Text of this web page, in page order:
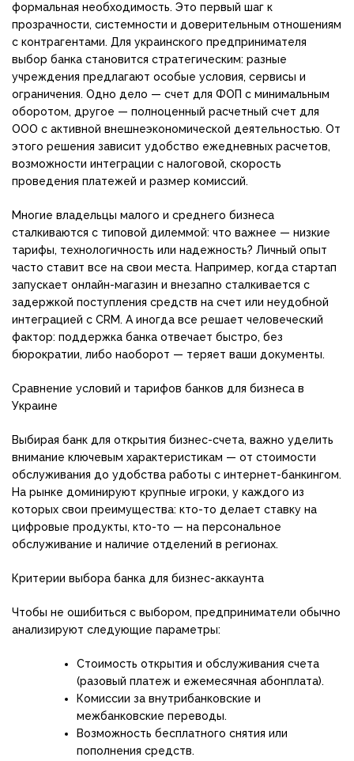
формальная необходимость. Это первый шаг к
прозрачности, системности и доверительным отношениям
с контрагентами. Для украинского предпринимателя
выбор банка становится стратегическим: разные
учреждения предлагают особые условия, сервисы и
ограничения. Одно дело — счет для ФОП с минимальным
оборотом, другое — полноценный расчетный счет для
ООО с активной внешнеэкономической деятельностью. От
этого решения зависит удобство ежедневных расчетов,
возможности интеграции с налоговой, скорость
проведения платежей и размер комиссий.
Многие владельцы малого и среднего бизнеса
сталкиваются с типовой дилеммой: что важнее — низкие
тарифы, технологичность или надежность? Личный опыт
часто ставит все на свои места. Например, когда стартап
запускает онлайн-магазин и внезапно сталкивается с
задержкой поступления средств на счет или неудобной
интеграцией c CRM. А иногда все решает человеческий
фактор: поддержка банка отвечает быстро, без
бюрократии, либо наоборот — теряет ваши документы.
Сравнение условий и тарифов банков для бизнеса в
Украине
Выбирая банк для открытия бизнес-счета, важно уделить
внимание ключевым характеристикам — от стоимости
обслуживания до удобства работы с интернет-банкингом.
На рынке доминируют крупные игроки, у каждого из
которых свои преимущества: кто-то делает ставку на
цифровые продукты, кто-то — на персональное
обслуживание и наличие отделений в регионах.
Критерии выбора банка для бизнес-аккаунта
Чтобы не ошибиться с выбором, предприниматели обычно
анализируют следующие параметры:
Стоимость открытия и обслуживания счета
(разовый платеж и ежемесячная абонплата).
Комиссии за внутрибанковские и
межбанковские переводы.
Возможность бесплатного снятия или
пополнения средств.